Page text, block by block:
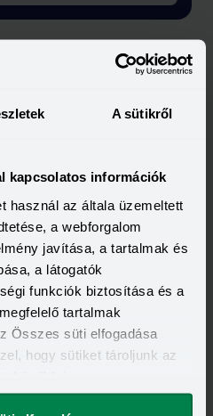
A sütikről
kapcsolatos információk
használ az általa üzemeltett
a webforgalom
javítása, a tartalmak és
a látogatók
funkciók biztosítása és a
tartalmak
Összes süti elfogadása
hogy sütiket tároljunk az